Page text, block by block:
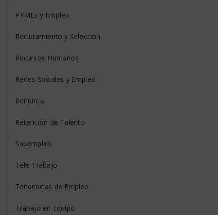
PYMEs y Empleo
Reclutamiento y Selección
Recursos Humanos
Redes Sociales y Empleo
Renuncia
Retención de Talento
Subempleo
Tele-Trabajo
Tendencias de Empleo
Trabajo en Equipo